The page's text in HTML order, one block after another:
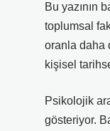
Bu yazının
toplumsal
oranla daha
kişisel
Psikolojik
gösteriyor.